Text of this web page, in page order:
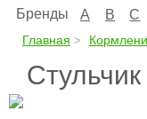
Бренды A B C
Главная